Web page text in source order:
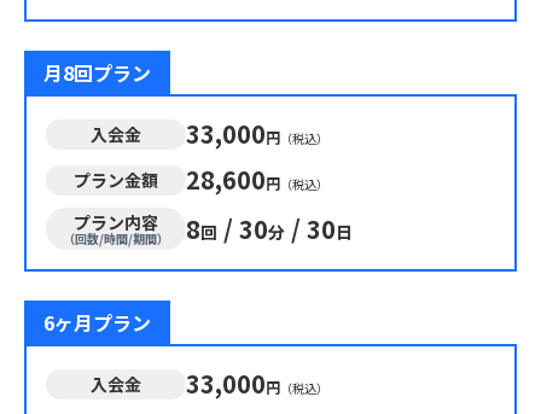
月8回プラン
入会金 33,000円 （税込）
プラン金額 28,600円 （税込）
プラン内容
（回数/時間/期間） 8回 / 30分 / 30日
6ヶ月プラン
入会金 33,000円 （税込）